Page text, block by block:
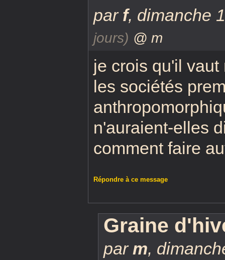
par f, dimanche
jours) @ m
je crois qu'il
les sociétés
n'auraient-elles
comment faire
Répondre à ce message
Graine
parm,